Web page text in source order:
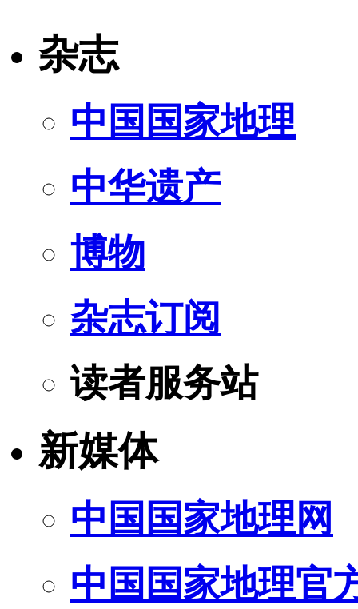
杂志
中国国家地理
中华遗产
博物
杂志订阅
读者服务站
新媒体
中国国家地理网
中国国家地理官